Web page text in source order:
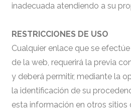
inadecuada atendiendo a su
RESTRICCIONES DE USO
Cualquier enlace que se
de la web, requerirá la previa
y deberá permitir, mediante la
la identificación de su
esta información en otros sitios